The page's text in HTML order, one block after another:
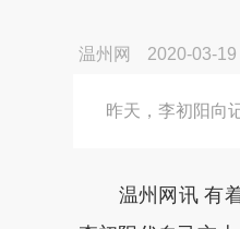
温州网 2020-03-
昨天，李初阳向
温州网讯 有着